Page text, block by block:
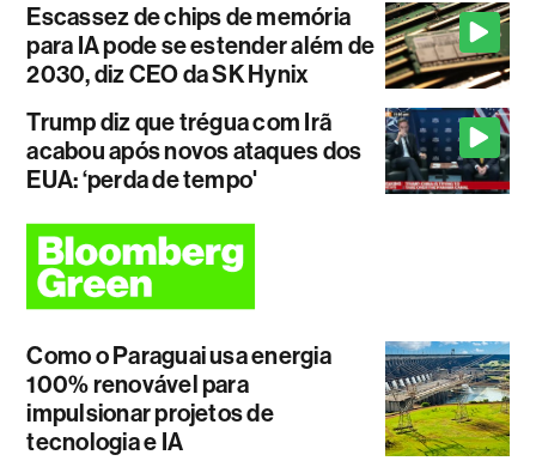
Escassez de chips de memória
para IA pode se estender além de
2030, diz CEO da SK Hynix
Trump diz que trégua com Irã
acabou após novos ataques dos
EUA: ‘perda de tempo'
Como o Paraguai usa energia
100% renovável para
impulsionar projetos de
tecnologia e IA